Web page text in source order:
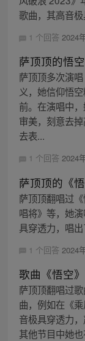
歌曲，其高音
1 个回答 2024
萨顶顶的悟
萨顶顶多次演
义，她信仰悟
前。在演唱中
审美，刻意去
去表...
1 个回答 2024
萨顶顶的《悟
萨顶顶翻唱过
唱将》等，她
具穿透力，唱出
1 个回答 2024
歌曲《悟空
萨顶顶翻唱过
曲，例如在《
音极具穿透力
其他节目中她